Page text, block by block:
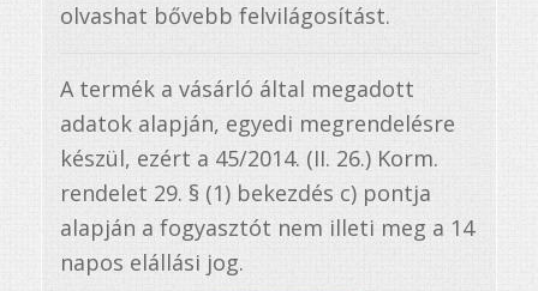
olvashat bővebb felvilágosítást.
A termék a vásárló által megadott
adatok alapján, egyedi megrendelésre
készül, ezért a 45/2014. (II. 26.) Korm.
rendelet 29. § (1) bekezdés c) pontja
alapján a fogyasztót nem illeti meg a 14
napos elállási jog.